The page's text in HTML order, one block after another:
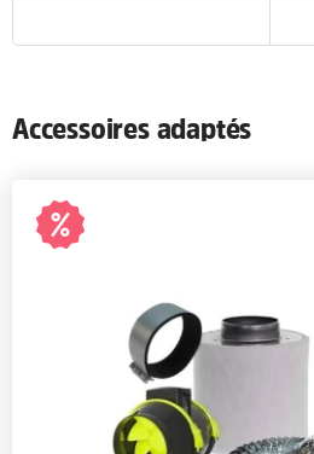
Accessoires adaptés